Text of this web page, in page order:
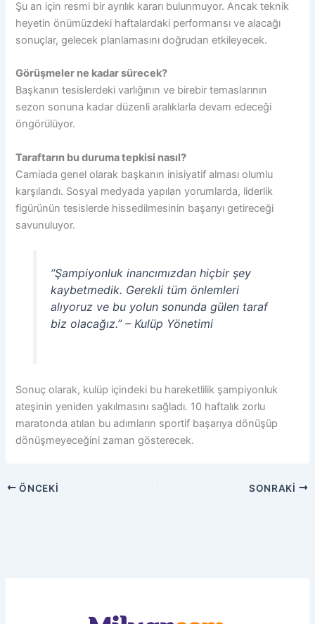
Şu an için resmi bir ayrılık kararı bulunmuyor. Ancak teknik
heyetin önümüzdeki haftalardaki performansı ve alacağı
sonuçlar, gelecek planlamasını doğrudan etkileyecek.
Görüşmeler ne kadar sürecek?
Başkanın tesislerdeki varlığının ve birebir temaslarının
sezon sonuna kadar düzenli aralıklarla devam edeceği
öngörülüyor.
Taraftarın bu duruma tepkisi nasıl?
Camiada genel olarak başkanın inisiyatif alması olumlu
karşılandı. Sosyal medyada yapılan yorumlarda, liderlik
figürünün tesislerde hissedilmesinin başarıyı getireceği
savunuluyor.
“Şampiyonluk inancımızdan hiçbir şey
kaybetmedik. Gerekli tüm önlemleri
alıyoruz ve bu yolun sonunda gülen taraf
biz olacağız.” – Kulüp Yönetimi
Sonuç olarak, kulüp içindeki bu hareketlilik şampiyonluk
ateşinin yeniden yakılmasını sağladı. 10 haftalık zorlu
maratonda atılan bu adımların sportif başarıya dönüşüp
dönüşmeyeceğini zaman gösterecek.
ÖNCEKI SONRAKI